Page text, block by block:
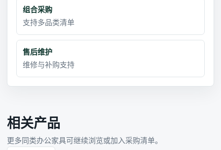
组合采购
支持多品类清单
售后维护
维修与补购支持
相关产品
更多同类办公家具可继续浏览或加入采购清单。